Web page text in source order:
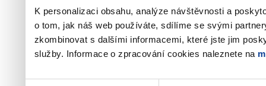
K personalizaci obsahu, analýze návštěvnosti a
o tom, jak náš web používáte, sdílíme se svými
zkombinovat s dalšími informacemi, které jste jim
služby. Informace o zpracování cookies naleznete na